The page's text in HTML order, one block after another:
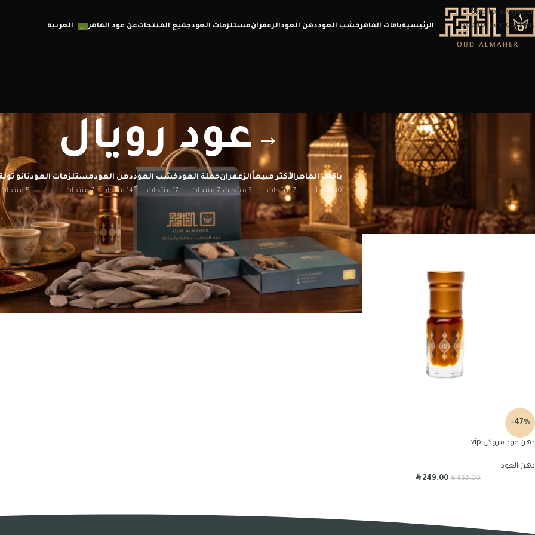
Skip to navigation
Skip to main content
الرئيسيةباقات الماهرخشب العوددهن العودالزعفرانمستلزمات العودجميع المنتجاتعن عود الماهر العربية
عود رويال
باقات الماهر
10 منتجات
الأكثر مبيعاً
7 منتجات
الزعفران
3 منتجات
جملة العود
7 منتجات
خشب العود
17 منتجات
دهن العود
14 منتجات
مستلزمات العود
7 منتجات
نانو
5 منتجات
الرئيسية/ منتجات تحت الوسم “عود رويال” إظهار 12
20
-47%
دهن عود مروكي vip
دهن العود
R466.00
R249.00